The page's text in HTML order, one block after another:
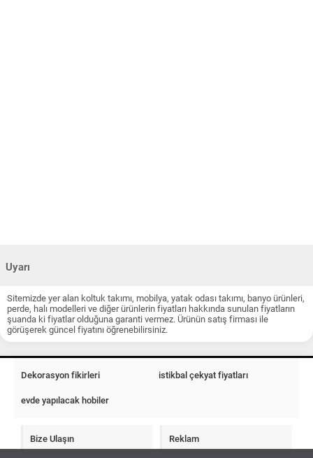
Uyarı
Sitemizde yer alan koltuk takımı, mobilya, yatak odası takımı, banyo ürünleri,
perde, halı modelleri ve diğer ürünlerin fiyatları hakkında sunulan fiyatların
şuanda ki fiyatlar olduğuna garanti vermez. Ürünün satış firması ile
görüşerek güncel fiyatını öğrenebilirsiniz.
Dekorasyon fikirleri istikbal çekyat fiyatları
evde yapılacak hobiler
Bize Ulaşın Reklam